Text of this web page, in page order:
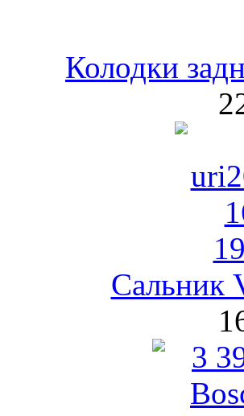
Колодки
Сальник